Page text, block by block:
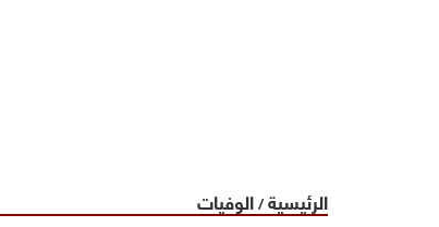
الرئيسية/الوفيات